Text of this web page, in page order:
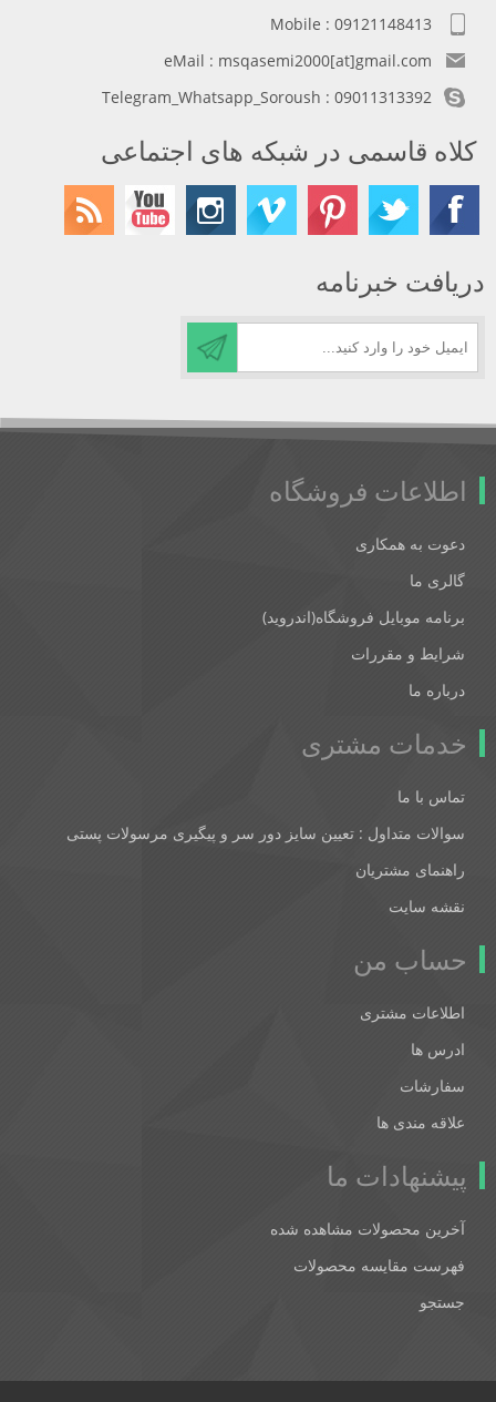
Mobile : 09121148413
eMail : msqasemi2000[at]gmail.com
Telegram_Whatsapp_Soroush : 09011313392
کلاه قاسمی در شبکه های اجتماعی
دریافت خبرنامه
اطلاعات فروشگاه
دعوت به همکاری
گالری ما
برنامه موبایل فروشگاه(اندروید)
شرایط و مقررات
درباره ما
خدمات مشتری
تماس با ما
سوالات متداول : تعیین سایز دور سر و پیگیری مرسولات پستی
راهنمای مشتریان
نقشه سایت
حساب من
اطلاعات مشتری
ادرس ها
سفارشات
علاقه مندی ها
پیشنهادات ما
آخرین محصولات مشاهده شده
فهرست مقایسه محصولات
جستجو